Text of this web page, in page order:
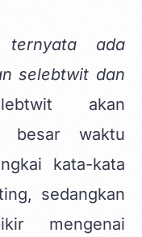
ada
selebtwit dan
akan
besar waktu
kata-kata
sedangkan
mengenai